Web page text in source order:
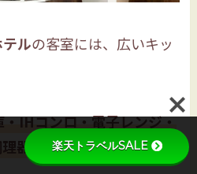
ルの客室には、広いキッ
・IHコンロ・電子レンジ・
器具
などが揃っていま
楽天トラベルSALE